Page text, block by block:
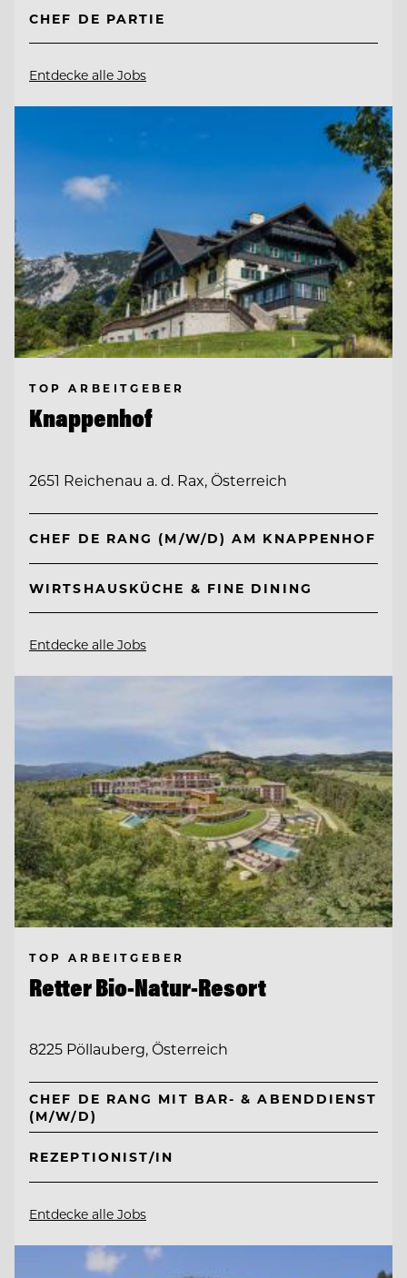
CHEF DE PARTIE
Entdecke alle Jobs
TOP ARBEITGEBER
Knappenhof
2651 Reichenau a. d. Rax, Österreich
CHEF DE RANG (M/W/D) AM KNAPPENHOF
WIRTSHAUSKÜCHE & FINE DINING
Entdecke alle Jobs
TOP ARBEITGEBER
Retter Bio-Natur-Resort
8225 Pöllauberg, Österreich
CHEF DE RANG MIT BAR- & ABENDDIENST
(M/W/D)
REZEPTIONIST/IN
Entdecke alle Jobs